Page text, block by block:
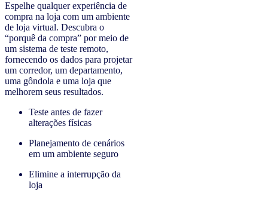
Espelhe qualquer experiência de
compra na loja com um ambiente
de loja virtual. Descubra o
“porquê da compra” por meio de
um sistema de teste remoto,
fornecendo os dados para projetar
um corredor, um departamento,
uma gôndola e uma loja que
melhorem seus resultados.
Teste antes de fazer
alterações físicas
Planejamento de cenários
em um ambiente seguro
Elimine a interrupção da
loja